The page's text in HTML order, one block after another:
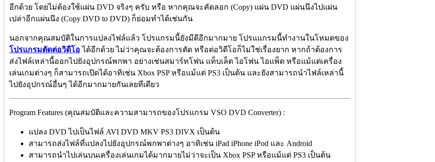
อีกด้วย โดยไม่ต้องใช้แผ่น DVD จริงๆ ครับ หรือ หากคุณจะคัดลอก (Copy) แผ่น DVD แผ่นนึงไปแผ่น
เปล่าอีกแผ่นนึง (Copy DVD to DVD) ก็ย่อมทำได้เช่นกัน
นอกจากคุณสมบัติในการแปลงไฟล์แล้ว โปรแกรมนี้ยังมีดีอีกมากมาย โปรแแกรมนี้ทำงานในโหมดของ
โปรแกรมตัดต่อวิดีโอ ได้อีกด้วย ไม่ว่าคุณจะต้องการตัด หรือต่อวิดีโอก็ไม่ใช่เรื่องยาก หากถ้าต้องการ
ส่งไฟล์เหล่านี้ออกไปยังอุปกรณ์พกพา อย่างเช่นสมาร์ทโฟน แท็บเล็ต ไอโฟน ไอแพ็ด หรือแม้แต่เครื่อง
เล่นเกมต่างๆ ก็สามารถเปิดได้อาทิเช่น Xbox PSP หรือแม้แต่ PS3 เป็นต้น และยังสามารถนำไฟล์เหล่านี้
ไปยังอุปกรณ์อื่นๆ ได้อีกมากมายกันเลยทีเดียว
Program Features (คุณสมบัติและความสามารถของโปรแกรม VSO DVD Converter) :
แปลง DVD ไปเป็นไฟล์ AVI DVD MKV PS3 DIVX เป็นต้น
สามารถส่งไฟล์ที่แปลงไปยังอุปกรณ์พกพาต่างๆ อาทิเช่น iPad iPhone iPod และ Android
สามารถนำไปเล่นบนเครื่องเล่นเกมได้มากมายไม่ว่าจะเป็น Xbox PSP หรือแม้แต่ PS3 เป็นต้น